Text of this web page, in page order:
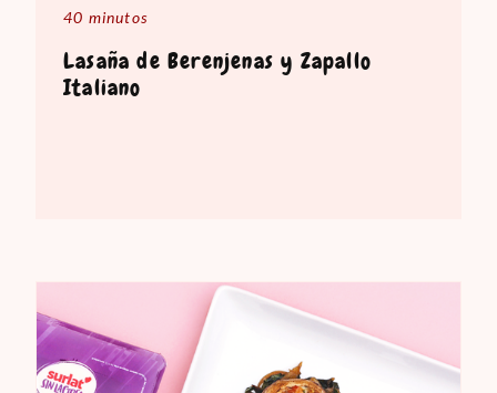
40 minutos
Lasaña de Berenjenas y Zapallo
Italiano